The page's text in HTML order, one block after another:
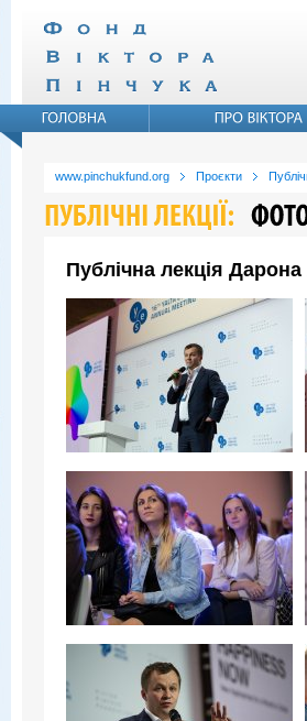
www.pinchukfund.org Проєкти
Публічна лекція